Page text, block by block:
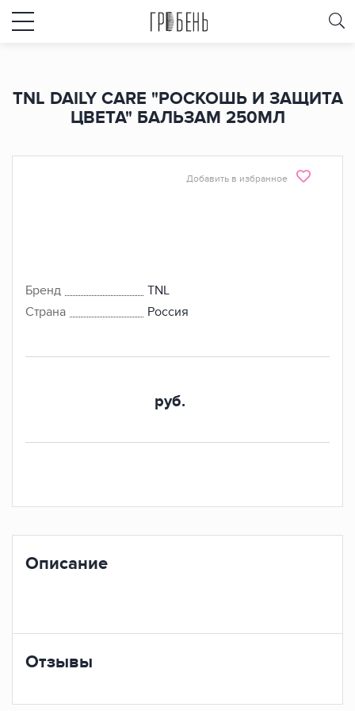
TNL DAILY CARE "РОСКОШЬ И ЗАЩИТА
ЦВЕТА" БАЛЬЗАМ 250МЛ
Бренд
TNL
Страна
Россия
Добавить в избранное
руб.
Описание
Отзывы